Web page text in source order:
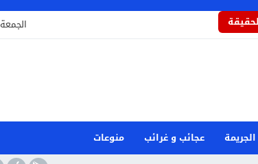
الجمعة 7 أغسطس 2026 - 6:28 صباحًا
الجريمة عجائب و غرائب
منوعات